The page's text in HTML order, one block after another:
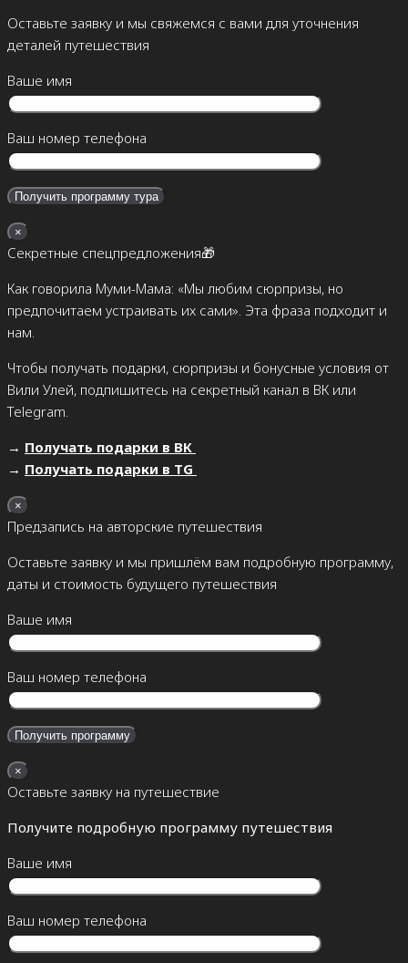
Оставьте заявку и мы свяжемся с вами для уточнения
деталей путешествия
Ваше имя
Ваш номер телефона
×
Секретные спецпредложения🎁
Как говорила Муми-Мама: «Мы любим сюрпризы, но
предпочитаем устраивать их сами». Эта фраза подходит и
нам.
Чтобы получать подарки, сюрпризы и бонусные условия от
Вили Улей, подпишитесь на секретный канал в ВК или
Telegram.
→ Получать подарки в ВК
→ Получать подарки в TG
×
Предзапись на авторские путешествия
Оставьте заявку и мы пришлём вам подробную программу,
даты и стоимость будущего путешествия
Ваше имя
Ваш номер телефона
×
Оставьте заявку на путешествие
Получите подробную программу путешествия
Ваше имя
Ваш номер телефона